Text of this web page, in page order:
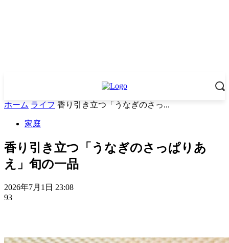
ホーム ライフ 香り引き立つ「うなぎのさっ...
家庭
香り引き立つ「うなぎのさっぱりあ
え」旬の一品
2026年7月1日 23:08
93